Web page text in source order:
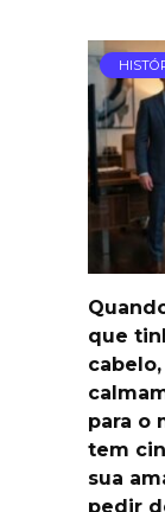
que
para o
tem
sua
pedir